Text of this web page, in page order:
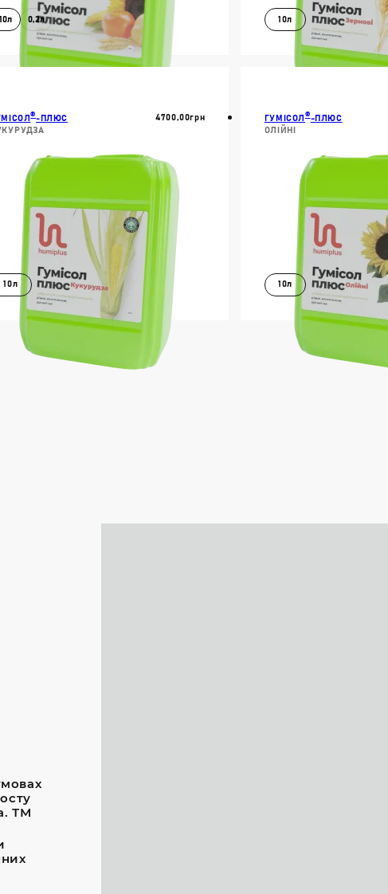
Властвості:
АКТИВАТОРИ ҐРУНТОВОЇ МІКРОФЛОРИ
10л 0,2л 10л
В КОШИК
®-ПЛЮС
4700,00Грн
10л
ДОКЛАДНІШЕ
ГУМІСОЛ ®-ПЛЮС
ОЛІЙНІ
10л
В КОШИК
ТМ